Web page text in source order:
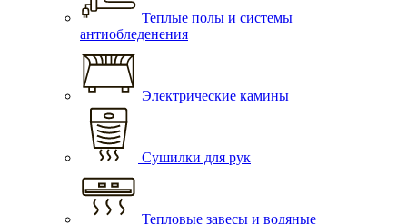
Теплые полы и системы
антиобледенения
Электрические камины
Сушилки для рук
Тепловые завесы и водяные